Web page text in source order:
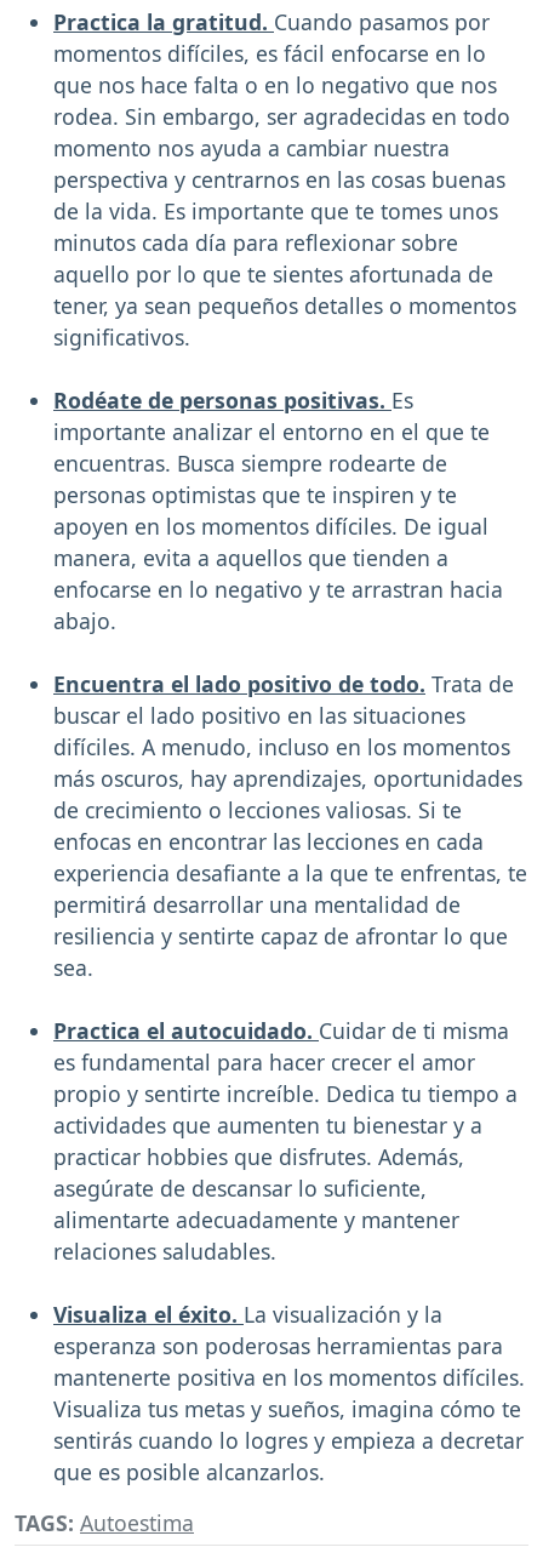
Practica la gratitud. Cuando pasamos por
momentos difíciles, es fácil enfocarse en lo
que nos hace falta o en lo negativo que nos
rodea. Sin embargo, ser agradecidas en todo
momento nos ayuda a cambiar nuestra
perspectiva y centrarnos en las cosas buenas
de la vida. Es importante que te tomes unos
minutos cada día para reflexionar sobre
aquello por lo que te sientes afortunada de
tener, ya sean pequeños detalles o momentos
significativos.
Rodéate de personas positivas. Es
importante analizar el entorno en el que te
encuentras. Busca siempre rodearte de
personas optimistas que te inspiren y te
apoyen en los momentos difíciles. De igual
manera, evita a aquellos que tienden a
enfocarse en lo negativo y te arrastran hacia
abajo.
Encuentra el lado positivo de todo. Trata de
buscar el lado positivo en las situaciones
difíciles. A menudo, incluso en los momentos
más oscuros, hay aprendizajes, oportunidades
de crecimiento o lecciones valiosas. Si te
enfocas en encontrar las lecciones en cada
experiencia desafiante a la que te enfrentas, te
permitirá desarrollar una mentalidad de
resiliencia y sentirte capaz de afrontar lo que
sea.
Practica el autocuidado. Cuidar de ti misma
es fundamental para hacer crecer el amor
propio y sentirte increíble. Dedica tu tiempo a
actividades que aumenten tu bienestar y a
practicar hobbies que disfrutes. Además,
asegúrate de descansar lo suficiente,
alimentarte adecuadamente y mantener
relaciones saludables.
Visualiza el éxito. La visualización y la
esperanza son poderosas herramientas para
mantenerte positiva en los momentos difíciles.
Visualiza tus metas y sueños, imagina cómo te
sentirás cuando lo logres y empieza a decretar
que es posible alcanzarlos.
TAGS: Autoestima